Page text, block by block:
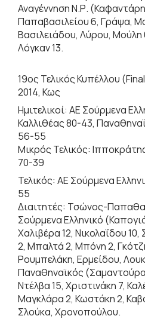
Αναγέννηση Ν.Ρ.
Παπαβασιλείου 6, Γράψα,
Βασιλειάδου, Λύρου, Μούλη
Λόγκαν 13.
19ος Τελικός Κυπέλλου
2014, Κως
Ημιτελικοί: ΑΕ Σούρμενα
Καλλιθέας 80-43,
56-55
Μικρός Τελικός:
70-39
Τελικός: ΑΕ Σούρμενα
55
Διαιτητές: Τσώνος-
Σούρμενα Ελληνικό
Χαλιβέρα 12, Νικολαΐδου
2, Μπαλτά 2, Μπόνη 2,
Ρουμπελάκη, Ερμείδου,
Παναθηναϊκός
Ντέλβα 15, Χριστινάκη 7,
Μαγκλάρα 2, Κωστάκη 2,
Σλούκα, Χρονοπούλου.